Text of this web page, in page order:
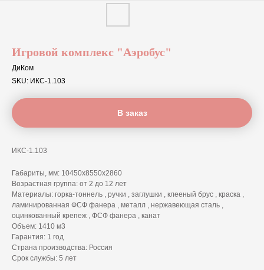
Игровой комплекс "Аэробус"
ДиКом
SKU: ИКС-1.103
В заказ
ИКС-1.103
Габариты, мм: 10450х8550х2860
Возрастная группа: от 2 до 12 лет
Материалы: горка-тоннель , ручки , заглушки , клееный брус , краска ,
ламинированная ФСФ фанера , металл , нержавеющая сталь ,
оцинкованный крепеж , ФСФ фанера , канат
Объем: 1410 м3
Гарантия: 1 год
Страна производства: Россия
Срок службы: 5 лет